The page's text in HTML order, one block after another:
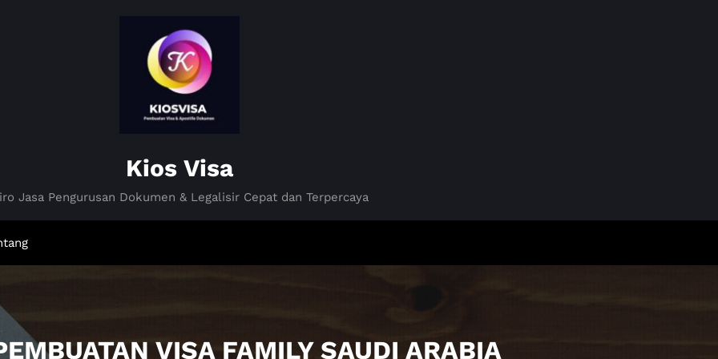
Kios Visa
Jasa Pengurusan Dokumen & Legalisir Cepat dan Terpercaya
VISA FAMILY SAUDI ARABIA